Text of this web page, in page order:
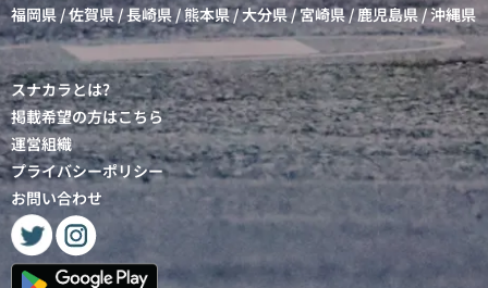
福岡県 /佐賀県 /長崎県/熊本県/大分県/宮崎県/鹿児島県/沖縄県
スナカラとは?
掲載希望の方はこちら
運営組織
プライバシーポリシー
お問い合わせ